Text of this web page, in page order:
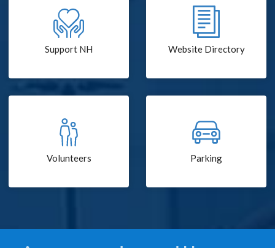
Support NH Website Directory
Volunteers Parking